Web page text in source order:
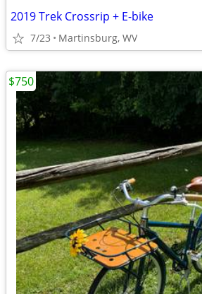
2019 Trek Crossrip + E-bike
7/23 Martinsburg, WV
$750